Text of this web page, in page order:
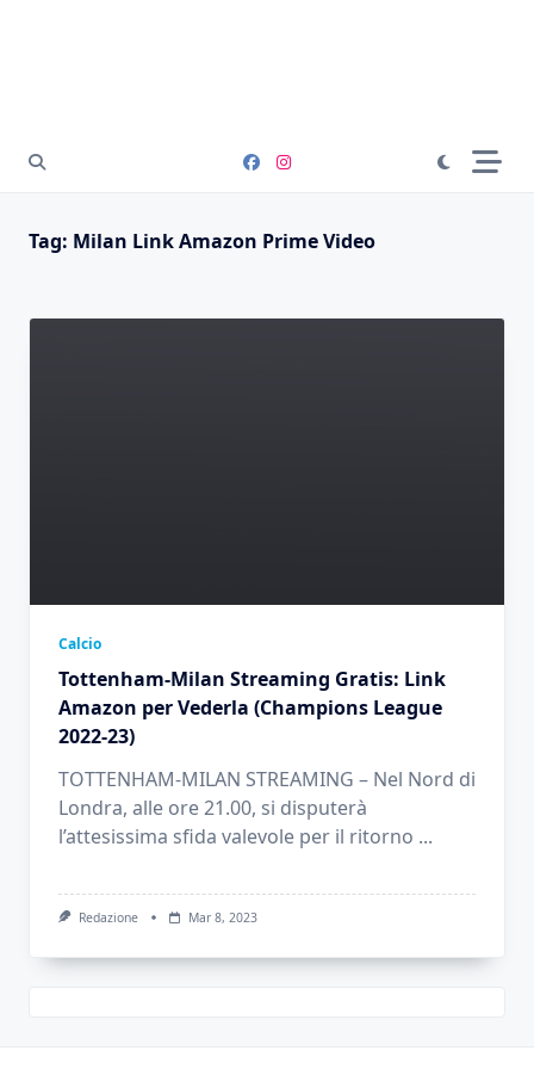
Tag: Milan Link Amazon Prime Video
Calcio
Tottenham-Milan Streaming Gratis: Link
Amazon per Vederla (Champions League
2022-23)
TOTTENHAM-MILAN STREAMING – Nel Nord di
Londra, alle ore 21.00, si disputerà
l’attesissima sfida valevole per il ritorno ...
Redazione Mar 8, 2023